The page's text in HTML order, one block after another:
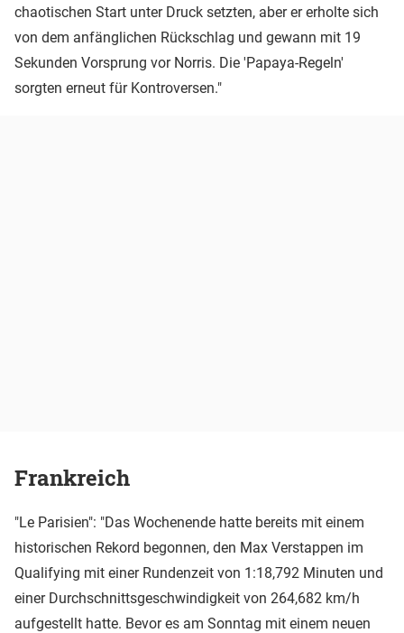
chaotischen Start unter Druck setzten, aber er erholte sich
von dem anfänglichen Rückschlag und gewann mit 19
Sekunden Vorsprung vor Norris. Die 'Papaya-Regeln'
sorgten erneut für Kontroversen."
Frankreich
"Le Parisien": "Das Wochenende hatte bereits mit einem
historischen Rekord begonnen, den Max Verstappen im
Qualifying mit einer Rundenzeit von 1:18,792 Minuten und
einer Durchschnittsgeschwindigkeit von 264,682 km/h
aufgestellt hatte. Bevor es am Sonntag mit einem neuen